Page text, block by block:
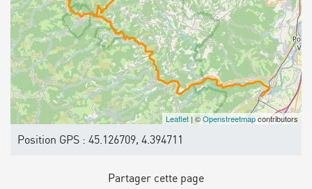
Leaflet | ©Openstreetmapcontributors
Position GPS : 45.126709, 4.394711
Partager cette page